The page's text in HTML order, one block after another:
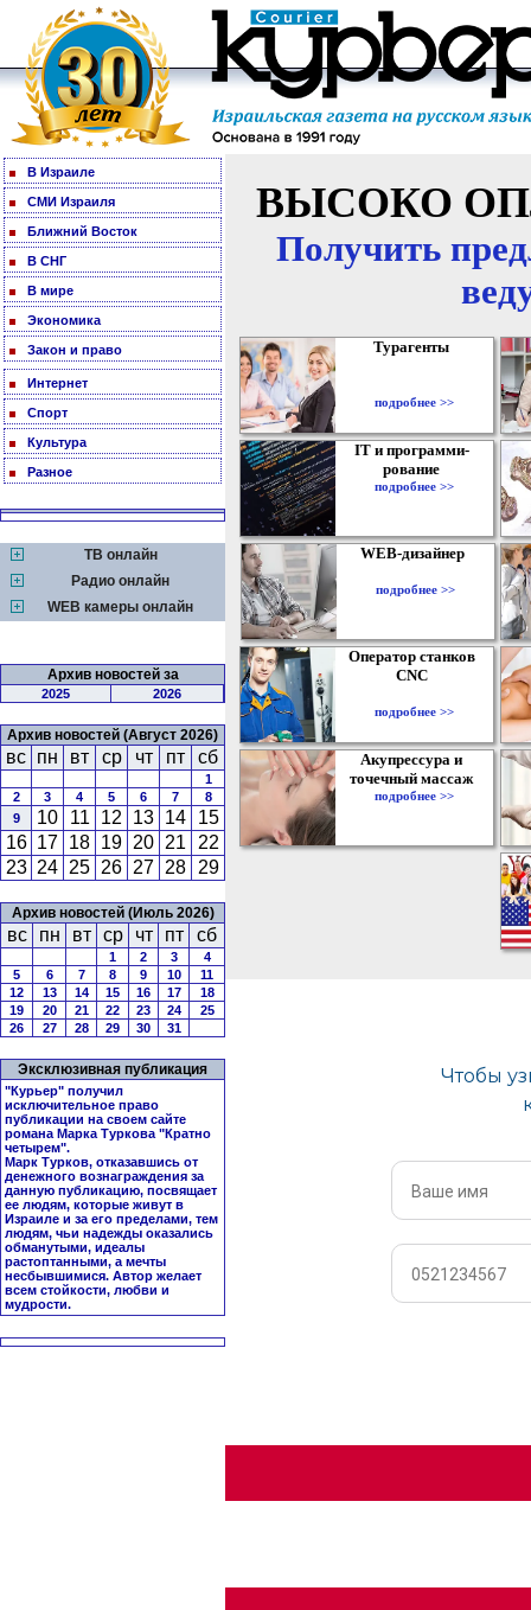
В Израиле
СМИ Израиля
Ближний Восток
В СНГ
В мире
Экономика
Закон и право
Интернет
Спорт
Культура
Разное
ТВ онлайн
Радио онлайн
WEB камеры онлайн
Архив новостей за
2025 2026
Архив новостей (Август 2026)
вс пн вт ср чт пт сб
1
2
3 4 5 6 7
8
9
10 11 12 13 14
15
16 17 18 19 20 21
22
23 24 25 26 27 28 29
Архив новостей (Июль 2026)
вс пн вт ср чт пт сб
1 2 3
4
5
6 7 8 9 10
11
12
13 14 15 16 17
18
19
20 21 22 23 24
25
26
27 28 29 30 31
Эксклюзивная публикация
"Курьер" получил
исключительное право
публикации на своем сайте
романа Марка Туркова "Кратно
четырем".
Марк Турков, отказавшись от
денежного вознаграждения за
данную публикацию, посвящает
ее людям, которые живут в
Израиле и за его пределами, тем
людям, чьи надежды оказались
обманутыми, идеалы
растоптанными, а мечты
несбывшимися. Автор желает
всем стойкости, любви и
мудрости.
ВЫСОКО
Получить
Турагенты
подробнее >>
IT и программи-
рование
подробнее >>
WEB-дизайнер
подробнее >>
Оператор станков
CNC
подробнее >>
Акупрессура и
точечный массаж
подробнее >>